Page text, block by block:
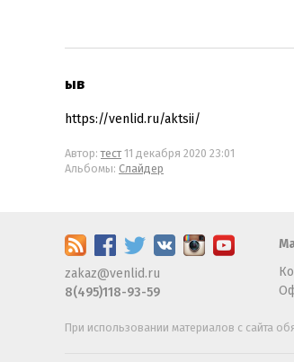
ыв
https://venlid.ru/aktsii/
Автор:тест11 декабря 2020 23:01
Альбомы: Слайдер
zakaz@venlid.ru
8(495)118-93-59
При использовании материалов с сайта